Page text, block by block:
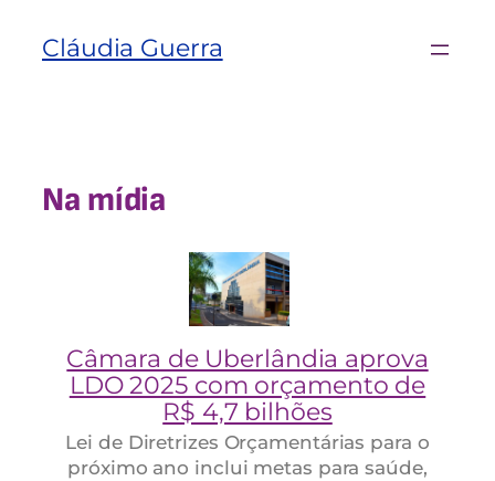
Cláudia Guerra
Na mídia
Câmara de Uberlândia aprova
LDO 2025 com orçamento de
R$ 4,7 bilhões
Lei de Diretrizes Orçamentárias para o
próximo ano inclui metas para saúde,